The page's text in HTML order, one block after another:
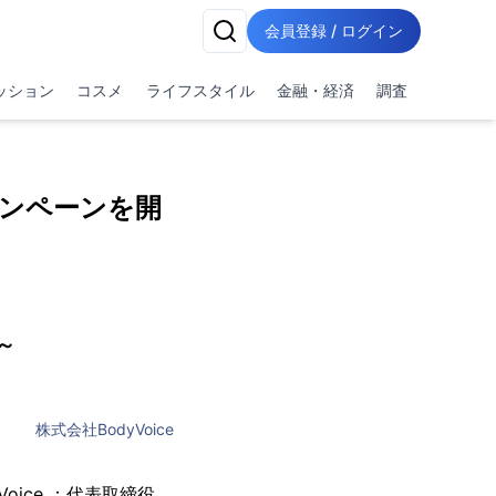
会員登録 / ログイン
ション コスメ ライフスタイル 金融・経済 調査
ペーンを開
株式会社BodyVoice